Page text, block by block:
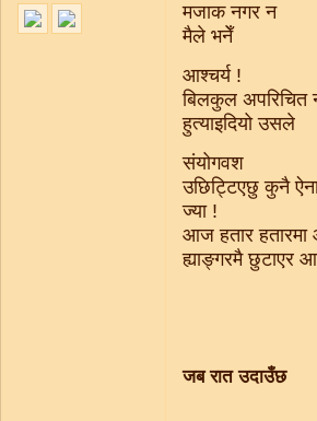
मजाक नगर न
मैले भनेँ
आश्चर्य !
बिलकुल अपरिचित
हुत्याइदियो उसले
संयोगवश
उछिट्टिएछु कुनै
ज्या !
आज हतार
ह्याङ्गरमै छुटाएर
जब रात उदाउँछ